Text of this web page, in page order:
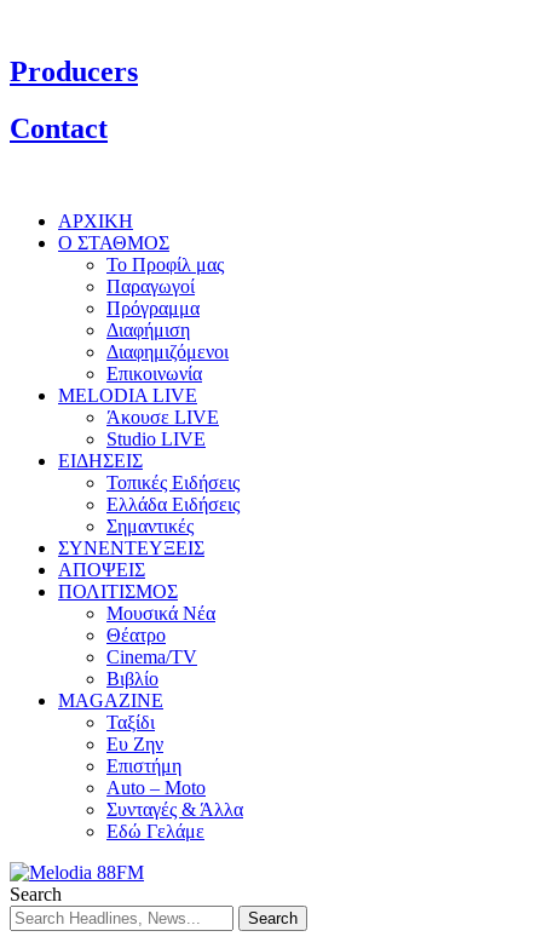
Producers
Contact
ΑΡΧΙΚΗ
Ο ΣΤΑΘΜΟΣ
Το Προφίλ μας
Παραγωγοί
Πρόγραμμα
Διαφήμιση
Διαφημιζόμενοι
Επικοινωνία
MELODIA LIVE
Άκουσε LIVE
Studio LIVE
ΕΙΔΗΣΕΙΣ
Τοπικές Ειδήσεις
Ελλάδα Ειδήσεις
Σημαντικές
ΣΥΝΕΝΤΕΥΞΕΙΣ
ΑΠΟΨΕΙΣ
ΠΟΛΙΤΙΣΜΟΣ
Μουσικά Νέα
Θέατρο
Cinema/TV
Βιβλίο
MAGAZINE
Ταξίδι
Ευ Ζην
Επιστήμη
Auto – Moto
Συνταγές & Άλλα
Εδώ Γελάμε
Search